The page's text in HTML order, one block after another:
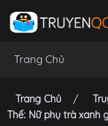
Trang Chủ
Trang Chủ
Thế: Nữ phụ trà xanh